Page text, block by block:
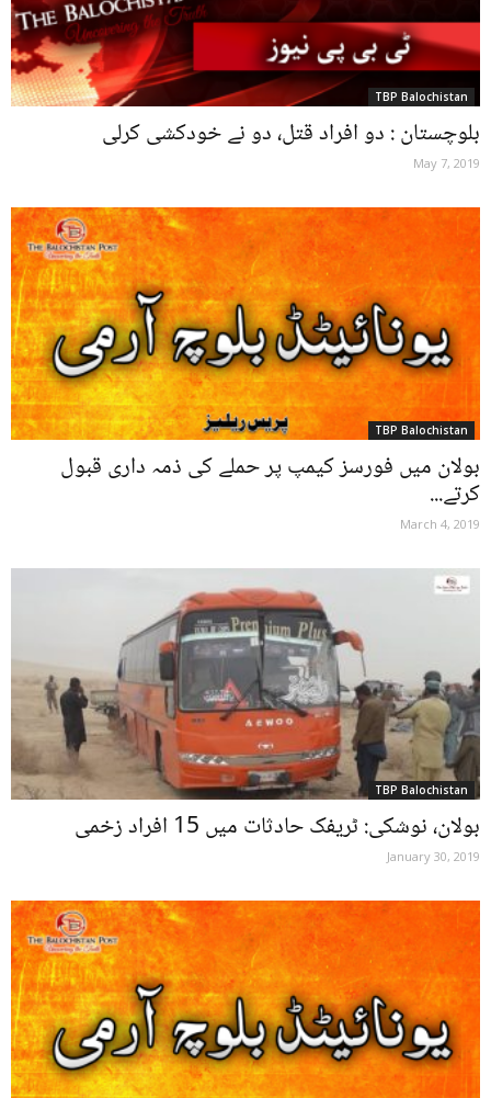
TBP Balochistan
بلوچستان : دو افراد قتل، دو نے خودکشی کرلی
May 7, 2019
TBP Balochistan
بولان میں فورسز کیمپ پر حملے کی ذمہ داری قبول
کرتے...
March 4, 2019
TBP Balochistan
بولان، نوشکی: ٹریفک حادثات میں 15 افراد زخمی
January 30, 2019